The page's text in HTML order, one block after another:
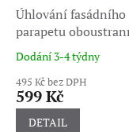
Úhlování fasádního
parapetu
Průměrné
hodnocení
produktu
je
5,0
Dodání 3-4 týdny
495 Kč bez DPH
599 Kč
DETAIL